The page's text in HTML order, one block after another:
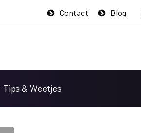
Blog
Contact
Tips & Weetjes